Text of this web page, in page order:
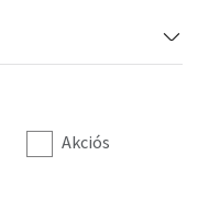
Akciós